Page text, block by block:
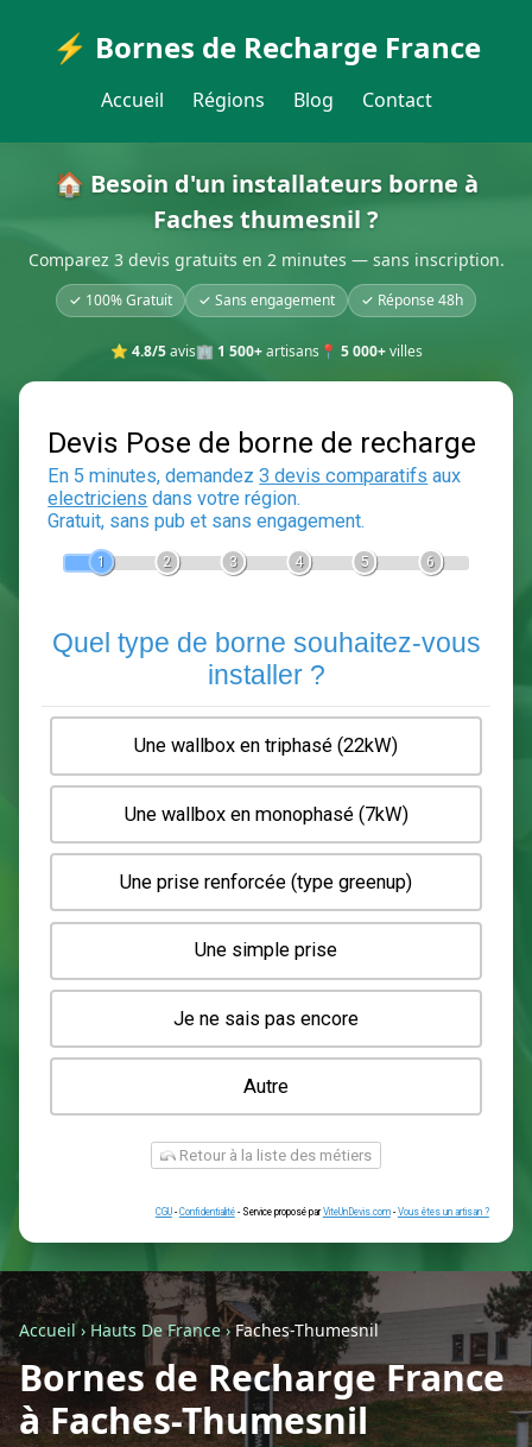
⚡ Bornes de Recharge France
Accueil Régions Blog Contact
🏠 Besoin d'un installateurs borne à
Faches thumesnil ?
Comparez 3 devis gratuits en 2 minutes — sans inscription.
✓ 100% Gratuit ✓ Sans engagement ✓ Réponse 48h
⭐ 4.8/5avis🏢 1 500+artisans 📍 5 000+villes
Devis Pose de borne de
En 5 minutes, demandez3 devis comparatifs
Gratuit, sans pub et sans engagement.
2 3 6
Quel type de borne souhaitez-
installer ?
Une wallbox en triphasé (22kW)
Une wallbox en monophasé (7kW)
Une prise renforcée (type greenup)
Une simple prise
Je ne sais pas encore
Autre
Retour à la liste des métiers
Accueil› Hauts De France›Faches-Thumesnil
Bornes de Recharge France
à Faches-Thumesnil